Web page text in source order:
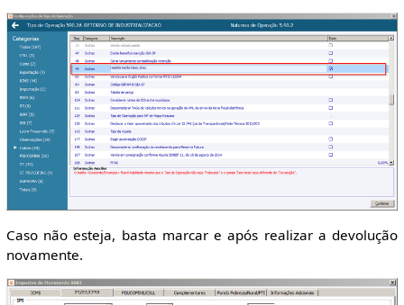
Caso não esteja, basta marcar e após realizar a devolução
novamente.